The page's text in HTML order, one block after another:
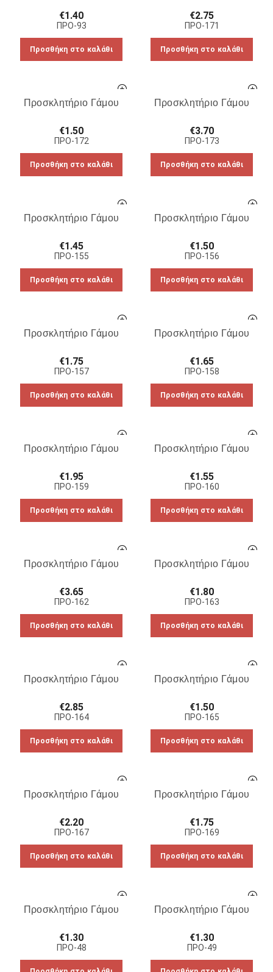
€1.40
ΠΡΟ-93
Προσθήκη στο καλάθι
€2.75
ΠΡΟ-171
Προσθήκη στο καλάθι
Προσκλητήριο Γάμου
€1.50
ΠΡΟ-172
Προσθήκη στο καλάθι
Προσκλητήριο Γάμου
€3.70
ΠΡΟ-173
Προσθήκη στο καλάθι
Προσκλητήριο Γάμου
€1.45
ΠΡΟ-155
Προσθήκη στο καλάθι
Προσκλητήριο Γάμου
€1.50
ΠΡΟ-156
Προσθήκη στο καλάθι
Προσκλητήριο Γάμου
€1.75
ΠΡΟ-157
Προσθήκη στο καλάθι
Προσκλητήριο Γάμου
€1.65
ΠΡΟ-158
Προσθήκη στο καλάθι
Προσκλητήριο Γάμου
€1.95
ΠΡΟ-159
Προσθήκη στο καλάθι
Προσκλητήριο Γάμου
€1.55
ΠΡΟ-160
Προσθήκη στο καλάθι
Προσκλητήριο Γάμου
€3.65
ΠΡΟ-162
Προσθήκη στο καλάθι
Προσκλητήριο Γάμου
€1.80
ΠΡΟ-163
Προσθήκη στο καλάθι
Προσκλητήριο Γάμου
€2.85
ΠΡΟ-164
Προσθήκη στο καλάθι
Προσκλητήριο Γάμου
€1.50
ΠΡΟ-165
Προσθήκη στο καλάθι
Προσκλητήριο Γάμου
€2.20
ΠΡΟ-167
Προσθήκη στο καλάθι
Προσκλητήριο Γάμου
€1.75
ΠΡΟ-169
Προσθήκη στο καλάθι
Προσκλητήριο Γάμου
€1.30
ΠΡΟ-48
Προσκλητήριο Γάμου
€1.30
ΠΡΟ-49